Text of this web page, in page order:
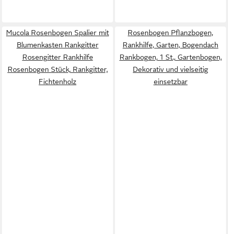
Mucola Rosenbogen Spalier mit
Blumenkasten Rankgitter
Rosengitter Rankhilfe
Rosenbogen Stück, Rankgitter,
Fichtenholz
Rosenbogen Pflanzbogen,
Rankhilfe, Garten, Bogendach
Rankbogen, 1 St., Gartenbogen,
Dekorativ und vielseitig
einsetzbar